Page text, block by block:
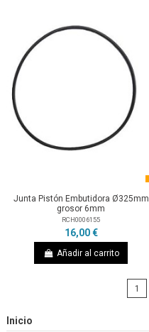
Junta Pistón Embutidora Ø325mm
grosor 6mm
RCH0006155
16,00 €
Añadir al carrito
1
Inicio